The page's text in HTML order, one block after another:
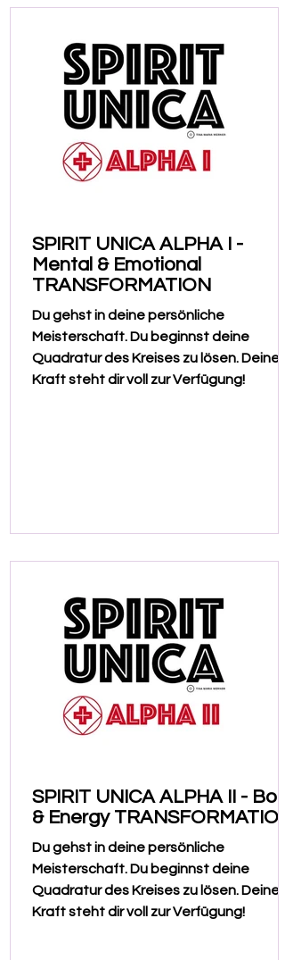
SPIRIT UNICA ALPHA I -
Mental & Emotional
TRANSFORMATION
Du ​gehst in deine persönliche
Meisterschaft. Du beginnst deine
Quadratur des Kreises zu lösen. Deine
Kraft steht dir voll zur Verfügung!
SPIRIT UNICA ALPHA II -
& Energy TRANSFORMATION
Du ​gehst in deine persönliche
Meisterschaft. Du beginnst deine
Quadratur des Kreises zu lösen. Deine
Kraft steht dir voll zur Verfügung!